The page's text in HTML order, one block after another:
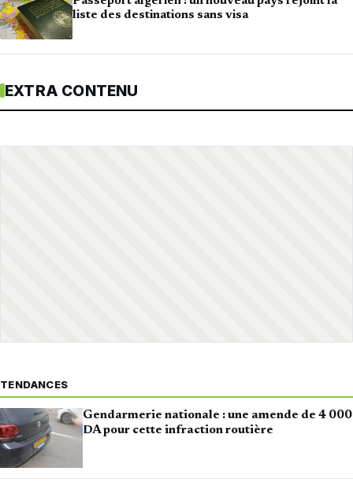
liste des destinations sans visa
EXTRA CONTENU
TENDANCES
Gendarmerie nationale : une amende de 4 000
DA pour cette infraction routière